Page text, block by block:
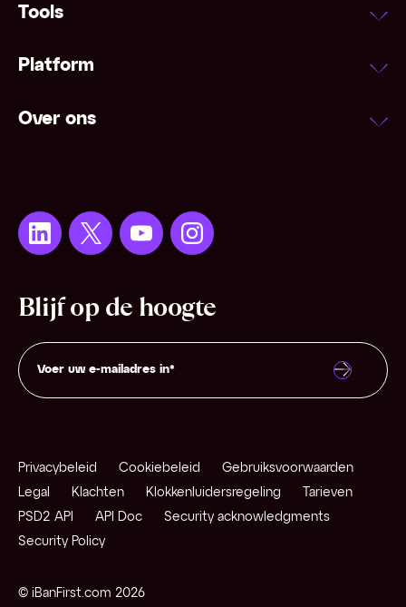
Tools
Platform
Over ons
Blijf op de hoogte
© iBanFirst.com 2026
Privacybeleid Cookiebeleid Gebruiksvoorwaarden
Legal Klachten Klokkenluidersregeling Tarieven
PSD2 API API Doc Security acknowledgments
Security Policy